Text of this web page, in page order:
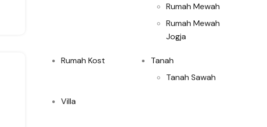
Rumah Mewah
Rumah Mewah
Jogja
Rumah Kost
Tanah
Tanah Sawah
Villa